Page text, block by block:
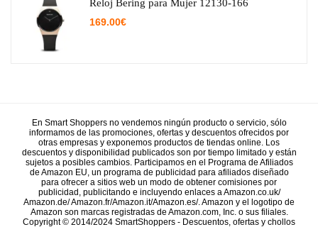
Reloj Bering para Mujer 12130-166
169.00€
En Smart Shoppers no vendemos ningún producto o servicio, sólo
informamos de las promociones, ofertas y descuentos ofrecidos por
otras empresas y exponemos productos de tiendas online. Los
descuentos y disponibilidad publicados son por tiempo limitado y están
sujetos a posibles cambios. Participamos en el Programa de Afiliados
de Amazon EU, un programa de publicidad para afiliados diseñado
para ofrecer a sitios web un modo de obtener comisiones por
publicidad, publicitando e incluyendo enlaces a Amazon.co.uk/
Amazon.de/ Amazon.fr/Amazon.it/Amazon.es/. Amazon y el logotipo de
Amazon son marcas registradas de Amazon.com, Inc. o sus filiales.
Copyright © 2014/2024 SmartShoppers - Descuentos, ofertas y chollos